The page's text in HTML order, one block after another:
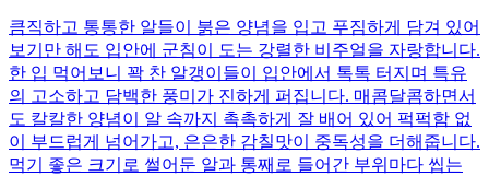
큼직하고 통통한 알들이 붉은 양념을 입고 푸짐하게 담겨 있어
보기만 해도 입안에 군침이 도는 강렬한 비주얼을 자랑합니다.
한 입 먹어보니 꽉 찬 알갱이들이 입안에서 톡톡 터지며 특유
의 고소하고 담백한 풍미가 진하게 퍼집니다. 매콤달콤하면서
도 칼칼한 양념이 알 속까지 촉촉하게 잘 배어 있어 퍽퍽함 없
이 부드럽게 넘어가고, 은은한 감칠맛이 중독성을 더해줍니다.
먹기 좋은 크기로 썰어둔 알과 통째로 들어간 부위마다 씹는